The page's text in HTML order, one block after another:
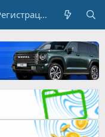
Регистрация